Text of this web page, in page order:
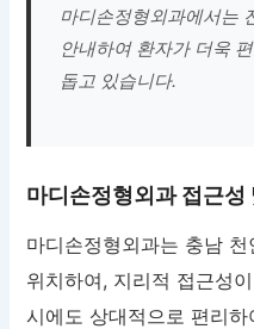
마디손정형외과에서는
안내하여 환자가 더욱
돕고 있습니다.
마디손정형외과 접근성
마디손정형외과는 충남
위치하여, 지리적 접근성
시에도 상대적으로 편리